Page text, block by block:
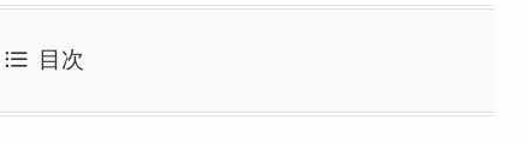
目次